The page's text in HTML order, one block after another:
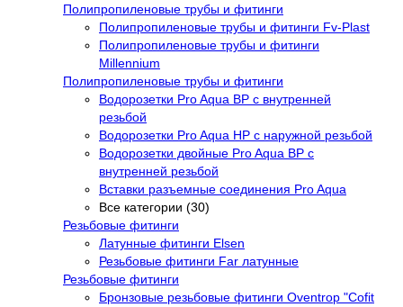
Полипропиленовые трубы и фитинги
Полипропиленовые трубы и фитинги Fv-Plast
Полипропиленовые трубы и фитинги
Millennium
Полипропиленовые трубы и фитинги
Водорозетки Pro Aqua ВР с внутренней
резьбой
Водорозетки Pro Aqua НР с наружной резьбой
Водорозетки двойные Pro Aqua ВР с
внутренней резьбой
Вставки разъемные соединения Pro Aqua
Все категории (30)
Резьбовые фитинги
Латунные фитинги Elsen
Резьбовые фитинги Far латунные
Резьбовые фитинги
Бронзовые резьбовые фитинги Oventrop "Cofit